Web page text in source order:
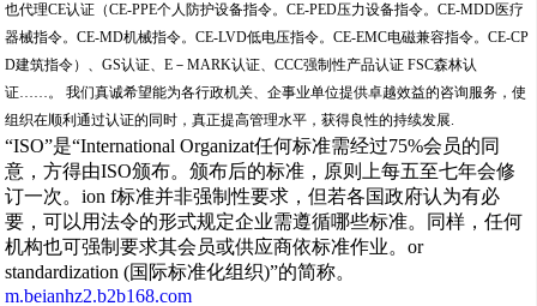
也代理CE认证（CE-PPE个人防护设备指令。CE-PED压力设备指令。CE-MDD医疗
器械指令。CE-MD机械指令。CE-LVD低电压指令。CE-EMC电磁兼容指令。CE-CP
D建筑指令）、GS认证、E－MARK认证、CCC强制性产品认证 FSC森林认
证……。 我们真诚希望能为各行政机关、企事业单位提供卓越效益的咨询服务，使
组织在顺利通过认证的同时，真正提高管理水平，获得良性的持续发展.
“ISO”是“International Organizat任何标准需经过75%会员的同
意，方得由ISO颁布。颁布后的标准，原则上每五至七年会修
订一次。ion f标准并非强制性要求，但若各国政府认为有必
要，可以用法令的形式规定企业需遵循哪些标准。同样，任何
机构也可强制要求其会员或供应商依标准作业。or
standardization (国际标准化组织)”的简称。
m.beianhz2.b2b168.com